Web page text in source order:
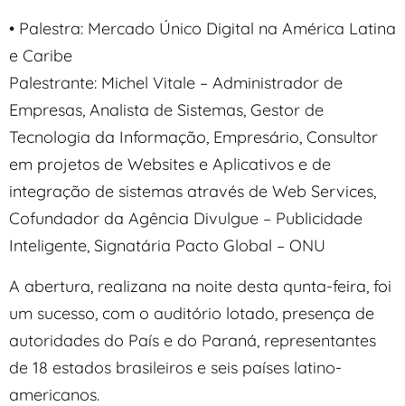
• Palestra: Mercado Único Digital na América Latina
e Caribe
Palestrante: Michel Vitale – Administrador de
Empresas, Analista de Sistemas, Gestor de
Tecnologia da Informação, Empresário, Consultor
em projetos de Websites e Aplicativos e de
integração de sistemas através de Web Services,
Cofundador da Agência Divulgue – Publicidade
Inteligente, Signatária Pacto Global – ONU
A abertura, realizana na noite desta qunta-feira, foi
um sucesso, com o auditório lotado, presença de
autoridades do País e do Paraná, representantes
de 18 estados brasileiros e seis países latino-
americanos.